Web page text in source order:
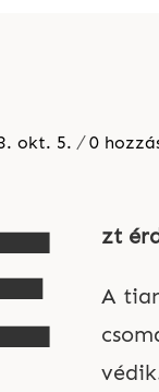
okt. 5. 0
zt
A